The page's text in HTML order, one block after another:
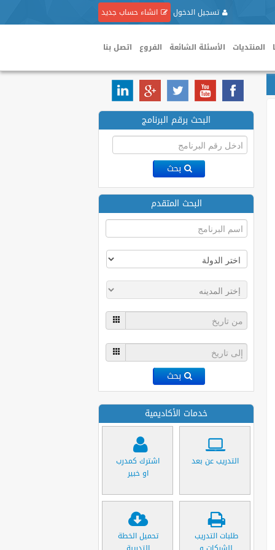
تسجيل الدخول انشاء حساب جديد
المنتديات الأسئلة الشائعة الفروع اتصل بنا
البحث برقم البرنامج
بحث
البحث المتقدم
بحث
خدمات الأكاديمية
التدريب عن بعد
اشترك كمدرب
او خبير
طلبات التدريب
تحميل الخطة